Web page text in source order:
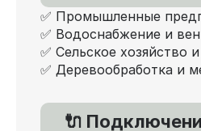
✅ Промышленные
✅ Водоснабжение и
✅ Сельское
✅ Деревообработка и
🔌